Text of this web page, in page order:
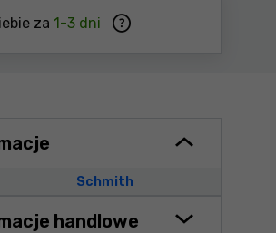
za 1-3 dni
Schmith
handlowe